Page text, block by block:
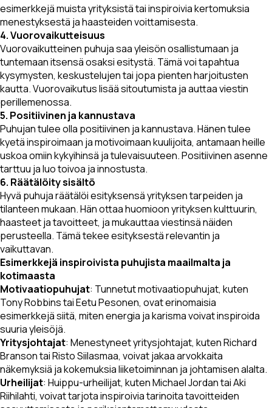
esimerkkejä muista yrityksistä tai inspiroivia kertomuksia
menestyksestä ja haasteiden voittamisesta.
4. Vuorovaikutteisuus
Vuorovaikutteinen puhuja saa yleisön osallistumaan ja
tuntemaan itsensä osaksi esitystä. Tämä voi tapahtua
kysymysten, keskustelujen tai jopa pienten harjoitusten
kautta. Vuorovaikutus lisää sitoutumista ja auttaa viestin
perillemenossa.
5. Positiivinen ja kannustava
Puhujan tulee olla positiivinen ja kannustava. Hänen tulee
kyetä inspiroimaan ja motivoimaan kuulijoita, antamaan heille
uskoa omiin kykyihinsä ja tulevaisuuteen. Positiivinen asenne
tarttuu ja luo toivoa ja innostusta.
6. Räätälöity sisältö
Hyvä puhuja räätälöi esityksensä yrityksen tarpeiden ja
tilanteen mukaan. Hän ottaa huomioon yrityksen kulttuurin,
haasteet ja tavoitteet, ja mukauttaa viestinsä näiden
perusteella. Tämä tekee esityksestä relevantin ja
vaikuttavan.
Esimerkkejä inspiroivista puhujista maailmalta ja
kotimaasta
Motivaatiopuhujat: Tunnetut motivaatiopuhujat, kuten
Tony Robbins tai Eetu Pesonen, ovat erinomaisia
esimerkkejä siitä, miten energia ja karisma voivat inspiroida
suuria yleisöjä.
Yritysjohtajat: Menestyneet yritysjohtajat, kuten Richard
Branson tai Risto Siilasmaa, voivat jakaa arvokkaita
näkemyksiä ja kokemuksia liiketoiminnan ja johtamisen alalta.
Urheilijat: Huippu-urheilijat, kuten Michael Jordan tai Aki
Riihilahti, voivat tarjota inspiroivia tarinoita tavoitteiden